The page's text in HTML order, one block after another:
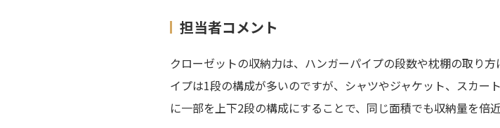
担当者コメント
クローゼットの収納力は、ハンガーパイプの段数や枕棚の取り
イプは1段の構成が多いのですが、シャツやジャケット、スカー
に一部を上下2段の構成にすることで、同じ面積でも収納量を倍